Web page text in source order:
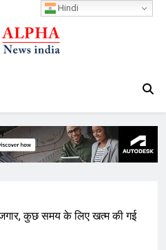
कुछ समय के लिए खत्म की गई
Hindi